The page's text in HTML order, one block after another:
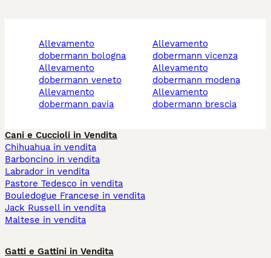
allevamento
dobermann bologna
allevamento
dobermann veneto
allevamento
dobermann pavia
allevamento
dobermann vicenza
allevamento
dobermann modena
allevamento
dobermann brescia
Cani e Cuccioli in Vendita
Chihuahua in vendita
Barboncino in vendita
Labrador in vendita
Pastore Tedesco in vendita
Bouledogue Francese in vendita
Jack Russell in vendita
Maltese in vendita
Gatti e Gattini in Vendita